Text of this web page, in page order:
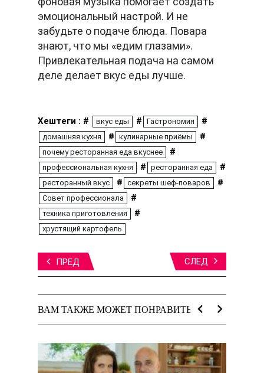
эмоциональный настрой. И не
забудьте о подаче блюда. Повара
знают, что мы «едим глазами».
Привлекательная подача на самом
деле делает вкус еды лучше.
Хештеги : # вкус еды # Гастрономия #
домашняя кухня # кулинарные приёмы #
почему ресторанная еда вкуснее #
профессиональная кухня # ресторанная еда #
ресторанный вкус # секреты шеф-поваров #
Совет профессионала #
техника приготовления #
хрустящий картофель
ПРЕД СЛЕД
ВАМ ТАКЖЕ МОЖЕТ ПОНРАВИТЬСЯ: